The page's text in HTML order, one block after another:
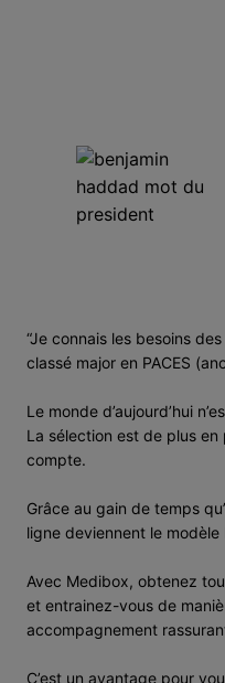
“Je connais les besoins
classé major en PACES
Le monde d’aujourd’hui
La sélection est de plus
compte.
Grâce au gain de temps
ligne deviennent le
Avec Medibox, obtenez
et entrainez-vous de
accompagnement
C’est un avantage pour